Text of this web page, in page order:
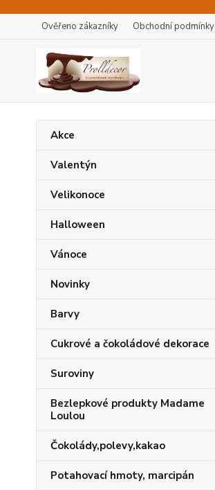
Ověřeno zákazníky Obchodní podmínky
Akce
Valentýn
Velikonoce
Halloween
Vánoce
Novinky
Barvy
Cukrové a čokoládové dekorace
Suroviny
Bezlepkové produkty Madame
Loulou
Čokolády,polevy,kakao
Potahovací hmoty, marcipán